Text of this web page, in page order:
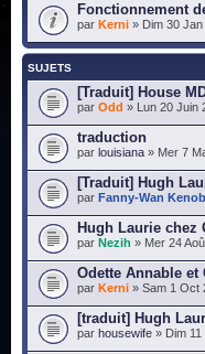
Fonctionnement
par Kerni » Dim 30
SUJETS
[Traduit] House
par Odd » Lun 20 Juin
traduction
par louisiana » Mer 7
[Traduit] Hugh
par Fanny-Wan
Hugh Laurie chez
par Nezih » Mer 24
Odette Annable et
par Kerni » Sam 1 Oct
[traduit] Hugh
par housewife » Dim 11